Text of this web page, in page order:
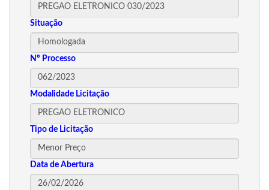
Situação
Nº Processo
Modalidade Licitação
Tipo de Licitação
Data de Abertura